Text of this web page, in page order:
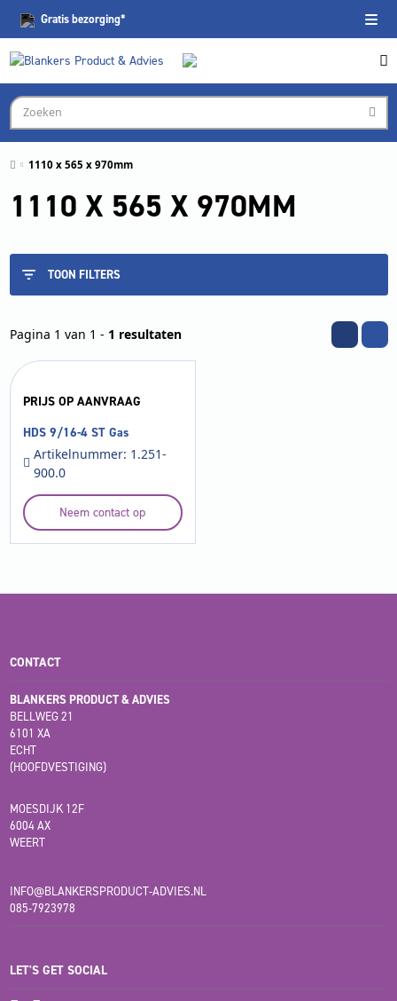
Gratisbezorging*
1110 x 565 x 970mm
1110 X 565 X 970MM
TOON FILTERS
Pagina 1 van 1 - 1 resultaten
PRIJS OP AANVRAAG
HDS 9/16-4 ST Gas
Artikelnummer: 1.251-
900.0
Neem contact op
CONTACT
BLANKERS PRODUCT & ADVIES
BELLWEG 21
6101 XA
ECHT
(HOOFDVESTIGING)
MOESDIJK 12F
6004 AX
WEERT
INFO@BLANKERSPRODUCT-ADVIES.NL
085-7923978
LET'S GET SOCIAL